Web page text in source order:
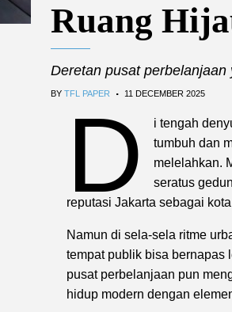
Ruang
Deretan pusat
BY TFL PAPER . 11 DECEMBER 2025
D
i tengah
tumbuh dan
melelahkan.
seratus
reputasi Jakarta sebagai
Namun di sela-sela ritme
tempat publik bisa bernapas
pusat perbelanjaan pun
hidup modern dengan